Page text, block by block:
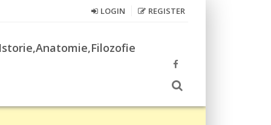
LOGIN REGISTER